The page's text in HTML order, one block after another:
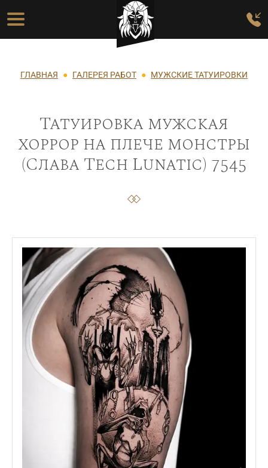
Перейти к основному содержанию
Основная навигация
Строка навигации
ГЛАВНАЯ ГАЛЕРЕЯ РАБОТ МУЖСКИЕ ТАТУИРОВКИ
Татуировка мужская
хоррор на плече монстры
(Слава Tech Lunatic) 7545